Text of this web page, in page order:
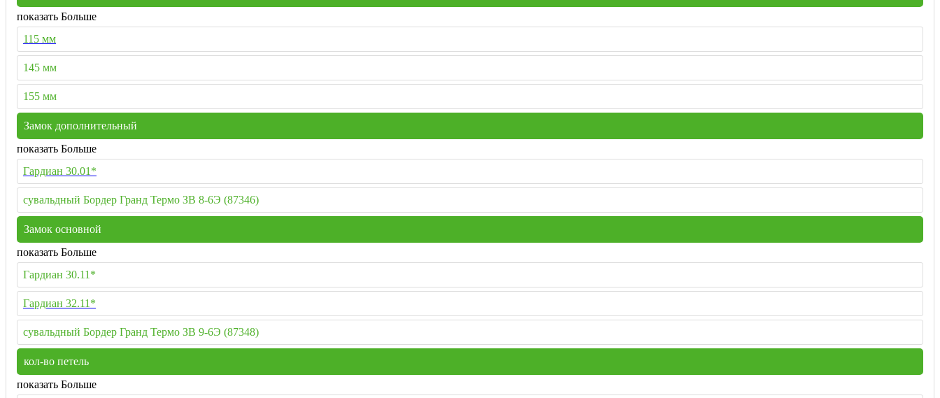
показать Больше
115 мм
145 мм
155 мм
Замок дополнительный
показать Больше
Гардиан 30.01*
сувальдный Бордер Гранд Термо ЗВ 8-6Э (87346)
Замок основной
показать Больше
Гардиан 30.11*
Гардиан 32.11*
сувальдный Бордер Гранд Термо ЗВ 9-6Э (87348)
кол-во петель
показать Больше